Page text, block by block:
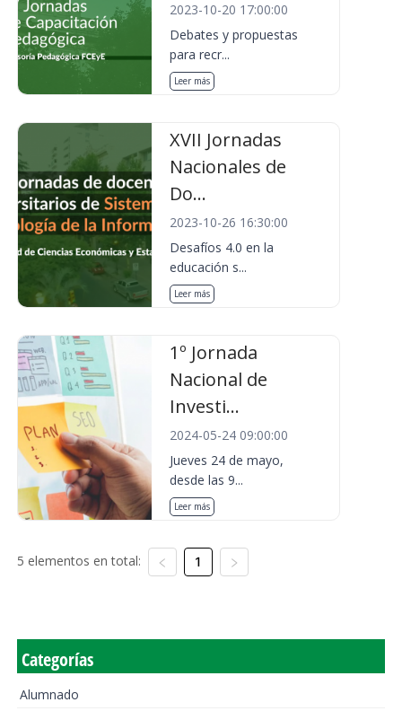
2023-10-20 17:00:00
Debates y propuestas
para recr...
Leer más
XVII Jornadas
Nacionales de
Do...
2023-10-26 16:30:00
Desafíos 4.0 en la
educación s...
Leer más
1º Jornada
Nacional de
Investi...
2024-05-24 09:00:00
Jueves 24 de mayo,
desde las 9...
Leer más
5 elementos en total: 1
Categorías
Alumnado